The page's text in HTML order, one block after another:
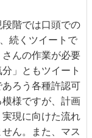
階では口頭での
続くツイートで
さんの作業が必要
」ともツイート
ろう各種許認可
様ですが、計画
現に向けた流れ
ん。また、マス